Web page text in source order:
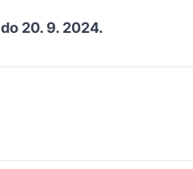
do 20. 9. 2024.